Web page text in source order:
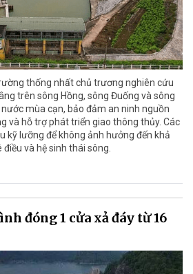
thống nhất chủ trương nghiên cứu
trên sông Hồng, sông Đuống và sông
mùa cạn, bảo đảm an ninh nguồn
và hỗ trợ phát triển giao thông thủy. Các
kỹ lưỡng để không ảnh hưởng đến khả
và hệ sinh thái sông.
đóng 1 cửa xả đáy từ 16